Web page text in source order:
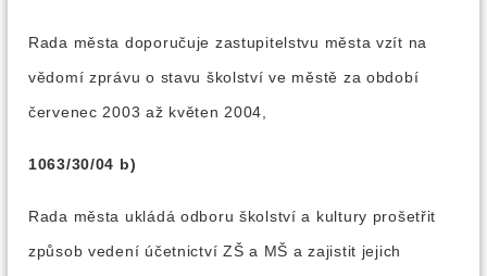
Rada města doporučuje zastupitelstvu města vzít na
vědomí zprávu o stavu školství ve městě za období
červenec 2003 až květen 2004,
1063/30/04 b)
Rada města ukládá odboru školství a kultury prošetřit
způsob vedení účetnictví ZŠ a MŠ a zajistit jejich